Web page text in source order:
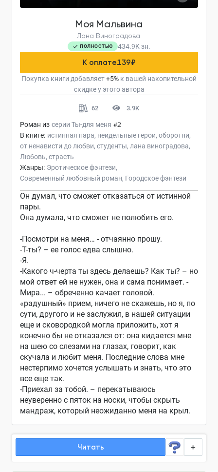
Моя Мальвина
Лана Виноградова
ПОЛНОСТЬЮ 434.9K зн.
К оплате139₽
Покупка книги добавляет+5% к вашей накопительной
скидке у этого автора
62 3.9K
Роман из серии Ты-для меня #2
В книге: истинная пара неидельные герои оборотни
от ненависти до любви студенты лана виноградова
Любовь страсть
Жанры: Эротическое фэнтези
Современный любовный роман Городское фэнтези
Он думал, что сможет отказаться от истинной
пары.
Она думала, что сможет не полюбить его.
-Посмотри на меня… - отчаянно прошу.
-Т-ты? – ее голос едва слышно.
-Я.
-Какого ч-черта ты здесь делаешь? Как ты? – но
мой ответ ей не нужен, она и сама понимает. -
Мира... – обреченно качает головой.
«радушный» прием, ничего не скажешь, но я, по
сути, другого и не заслужил, в нашей ситуации
еще и сковородкой могла приложить, хот я
конечно бы не отказался от: она кидается мне
на шею со слезами на глазах, говорит, как
скучала и любит меня. Последние слова мне
нестерпимо хочется услышать и знать, что это
все еще так.
-Приехал за тобой. – перекатываюсь
неуверенно с пяток на носки, чтобы скрыть
мандраж, который неожиданно меня на крыл.
Читать